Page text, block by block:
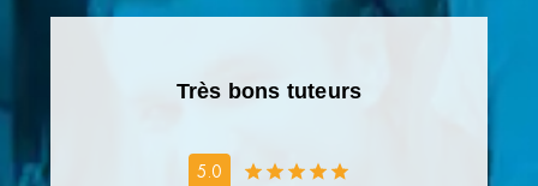
Très bons tuteurs
5.0